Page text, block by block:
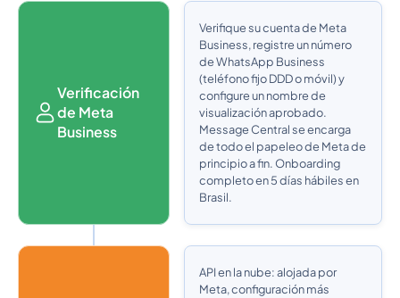
Verificación
de Meta
Business
Verifique su cuenta de Meta
Business, registre un número
de WhatsApp Business
(teléfono fijo DDD o móvil) y
configure un nombre de
visualización aprobado.
Message Central se encarga
de todo el papeleo de Meta de
principio a fin. Onboarding
completo en 5 días hábiles en
Brasil.
API en la nube: alojada por
Meta, configuración más